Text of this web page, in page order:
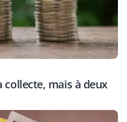
collecte, mais à deux